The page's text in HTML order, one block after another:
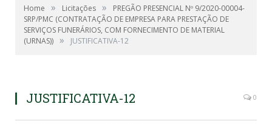
Home » Licitações »
PREGÃO PRESENCIAL Nº 9/2020-00004-
SRP/PMC (CONTRATAÇÃO DE EMPRESA PARA PRESTAÇÃO DE
SERVIÇOS FUNERÁRIOS, COM FORNECIMENTO DE MATERIAL
(URNAS)) » JUSTIFICATIVA-12
JUSTIFICATIVA-12 0